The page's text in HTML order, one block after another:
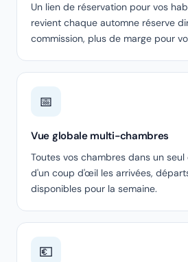
Un lien de réservation pour vos
revient chaque automne réserve
commission, plus de marge pour
📅
Vue globale multi-chambres
Toutes vos chambres dans un seul
d'un coup d'œil les arrivées,
disponibles pour la semaine.
💶